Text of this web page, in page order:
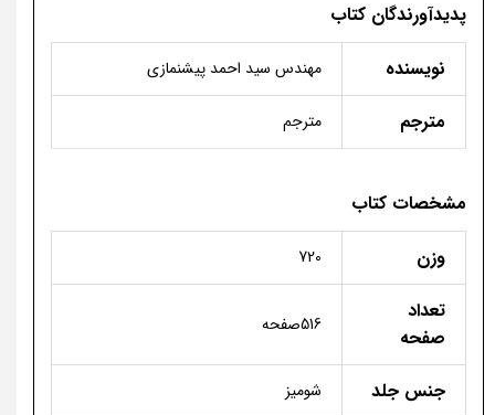
پدیدآورندگان کتاب
نویسنده
مهندس سید احمد پیشنمازی
مترجم مترجم
مشخصات کتاب
وزن
720
تعداد
صفحه
516صفحه
جنس جلد شومیز